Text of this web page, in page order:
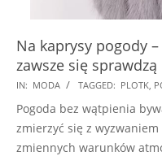
Na kaprysy pogody
zawsze się sprawdzą
2024-
12-
23
IN: MODA TAGGED: PLOTK,
Pogoda bez wątpienia
zmierzyć się z
zmiennych warunków